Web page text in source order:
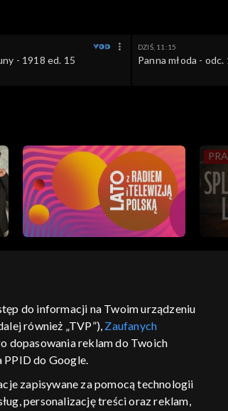
- 1918 ed. 15
DZIŚ, 11:15
Panna młoda - odc.
usług
do informacji na Twoim urządzeniu
również „TVP”), Zaufanych
dopasowania reklam do Twoich
PPID do Google.
zapisywane za pomocą technologii
personalizację treści oraz reklam,